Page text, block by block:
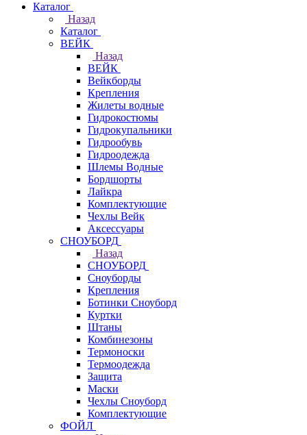
Каталог
Назад
Каталог
ВЕЙК
Назад
ВЕЙК
Вейкборды
Крепления
Жилеты водные
Гидрокостюмы
Гидрокупальники
Гидрообувь
Гидроодежда
Шлемы Водные
Бордшорты
Лайкра
Комплектующие
Чехлы Вейк
Аксессуары
СНОУБОРД
Назад
СНОУБОРД
Сноуборды
Крепления
Ботинки Сноуборд
Куртки
Штаны
Комбинезоны
Термоноски
Термоодежда
Защита
Маски
Чехлы Сноуборд
Комплектующие
ФОЙЛ